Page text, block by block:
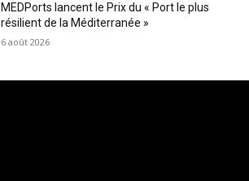
MEDPorts lancent le Prix du « Port le plus
résilient de la Méditerranée »
6 août 2026